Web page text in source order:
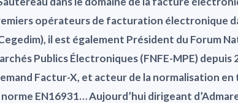
opérateurs de facturation électronique
il est également Président du Forum
Publics Électroniques (FNFE-MPE) depuis
Factur-X, et acteur de la normalisation en
EN16931… Aujourd’hui dirigeant